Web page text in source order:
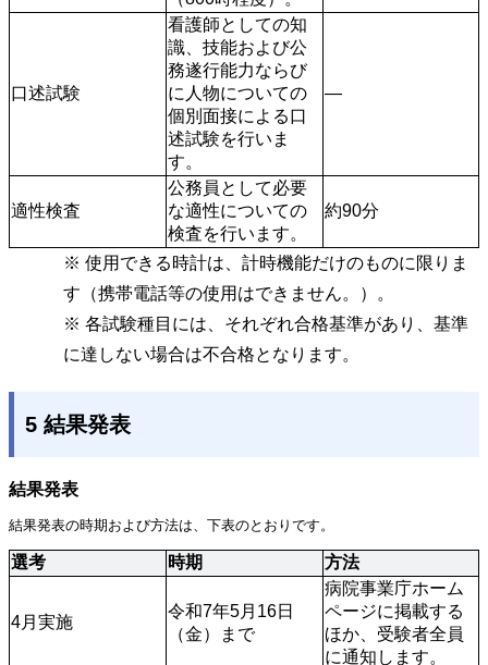
口述試験
看護師としての知
識、技能および公
務遂行能力ならび
に人物についての
個別面接による口
述試験を行いま
す。
―
適性検査
公務員として必要
な適性についての
検査を行います。
約90分
※ 使用できる時計は、計時機能だけのものに限りま
す（携帯電話等の使用はできません。）。
※ 各試験種目には、それぞれ合格基準があり、基準
に達しない場合は不合格となります。
5 結果発表
結果発表
結果発表の時期および方法は、下表のとおりです。
選考 時期 方法
4月実施
令和7年5月16日
（金）まで
病院事業庁ホーム
ページに掲載する
ほか、受験者全員
に通知します。